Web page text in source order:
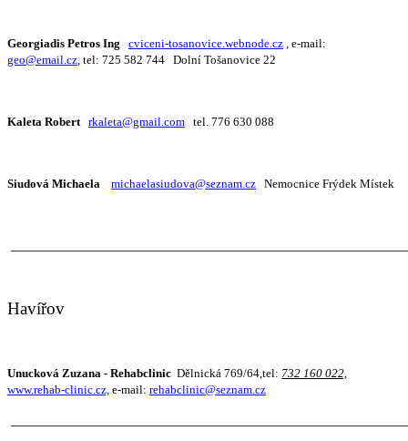
Georgiadis Petros Ing cviceni-tosanovice.webnode.cz , e-mail:
geo@email.cz tel: 725 582 744 Dolní Tošanovice 22
Kaleta Robert rkaleta@gmail.com tel. 776 630 088
Siudová Michaela michaelasiudova@seznam.cz Nemocnice Frýdek Místek
Havířov
Unucková Zuzana - Rehabclinic Dělnická 769/64,tel: 732 160 022,
www.rehab-clinic.cz, e-mail: rehabclinic@seznam.cz